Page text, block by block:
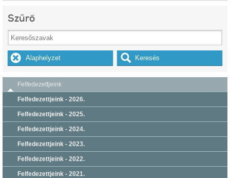
Szűrő
Felfedezettjeink
Felfedezettjeink - 2026.
Felfedezettjeink - 2025.
Felfedezettjeink - 2024.
Felfedezettjeink - 2023.
Felfedezettjeink - 2022.
Felfedezettjeink - 2021.